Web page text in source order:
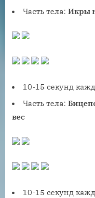
Часть тела: Икры
10-15 секунд
Часть тела:
вес
10-15 секунд